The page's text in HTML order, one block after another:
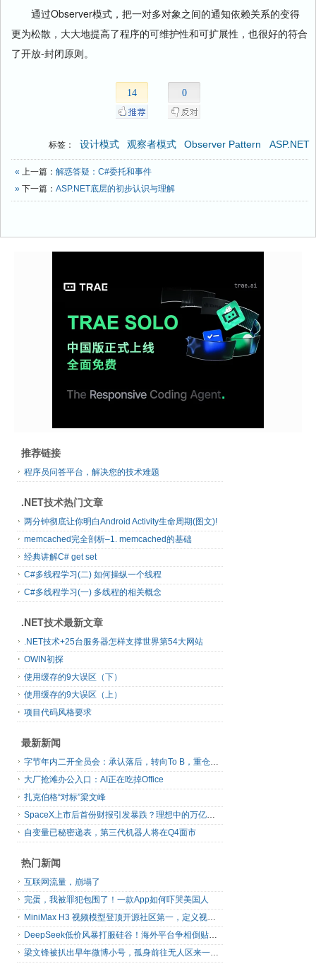
通过Observer模式，把一对多对象之间的通知依赖关系的变得
更为松散，大大地提高了程序的可维护性和可扩展性，也很好的符合
了开放-封闭原则。
14 0
标签： 设计模式 观察者模式 Observer Pattern ASP.NET
« 上一篇： 解惑答疑：C#委托和事件
» 下一篇： ASP.NET底层的初步认识与理解
推荐链接
程序员问答平台，解决您的技术难题
.NET技术热门文章
两分钟彻底让你明白Android Activity生命周期(图文)!
memcached完全剖析–1. memcached的基础
经典讲解C# get set
C#多线程学习(二) 如何操纵一个线程
C#多线程学习(一) 多线程的相关概念
.NET技术最新文章
.NET技术+25台服务器怎样支撑世界第54大网站
OWIN初探
使用缓存的9大误区（下）
使用缓存的9大误区（上）
项目代码风格要求
最新新闻
字节年内二开全员会：承认落后，转向To B，重仓年轻人
大厂抢滩办公入口：AI正在吃掉Office
扎克伯格“对标”梁文峰
SpaceX上市后首份财报引发暴跌？理想中的万亿营收太空AI公司，正在靠地面AI云挣钱
自变量已秘密递表，第三代机器人将在Q4面市
热门新闻
互联网流量，崩塌了
完蛋，我被罪犯包围了！一款App如何吓哭美国人
MiniMax H3 视频模型登顶开源社区第一，定义视频模型领域“斩杀线”
DeepSeek低价风暴打服硅谷！海外平台争相倒贴V4 Flash
梁文锋被扒出早年微博小号，孤身前往无人区来一场相当 deep 的 seek 旅行